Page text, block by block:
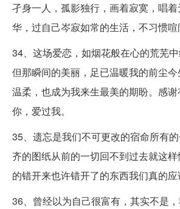
孑身一人，孤影独行，画着寂寞，唱
华，过自己岑寂如常的生活，不习惯喧
34、这场爱恋，如烟花般在心的荒芜中
但那瞬间的美丽，足已温暖我的前尘
温柔，也成为我来生最美的期盼。感
你，爱过我。
35、遗忘是我们不可更改的宿命所有
齐的图纸从前的一切回不到过去就这
的错开来也许错开了的东西我们真的应
36、曾经以为自己很富有，其实不是